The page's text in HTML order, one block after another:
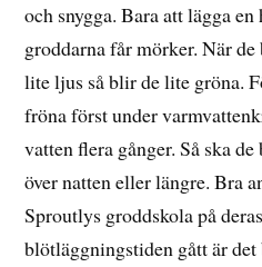
och snygga. Bara att lägga
groddarna får mörker. När
lite ljus så blir de lite gröna.
fröna först under
vatten flera gånger. Så ska
över natten eller längre. Bra
Sproutlys groddskola på
blötläggningstiden gått är